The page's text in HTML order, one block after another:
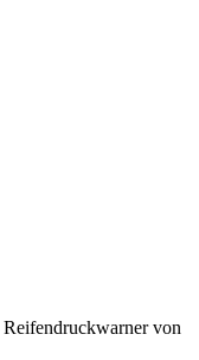
Reifendruckwarner von